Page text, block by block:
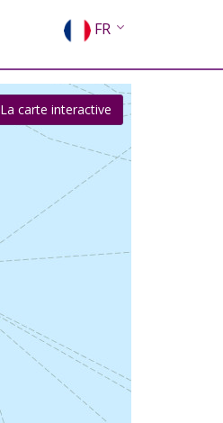
FR
EN
EL
RU
La carte interactive